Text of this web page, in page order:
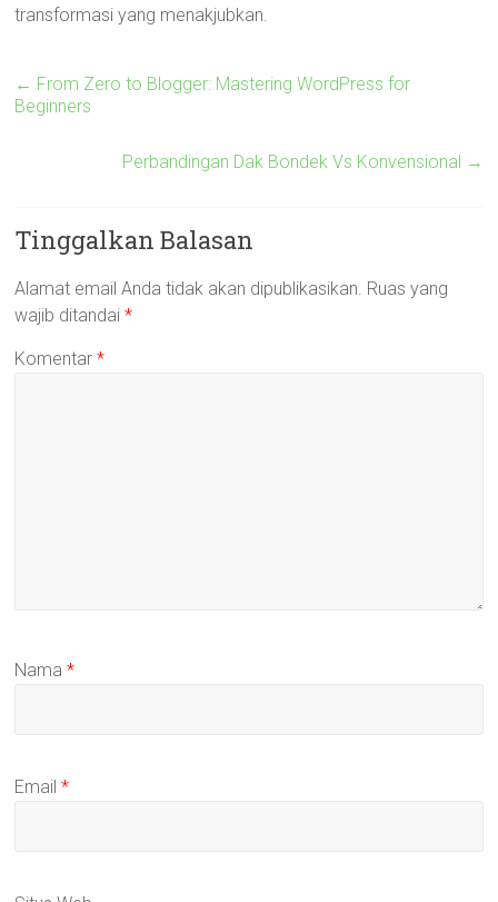
transformasi yang menakjubkan.
← From Zero to Blogger: Mastering WordPress for
Beginners
Perbandingan Dak Bondek Vs Konvensional →
Tinggalkan Balasan
Alamat email Anda tidak akan dipublikasikan. Ruas yang
wajib ditandai*
Komentar*
Nama*
Email*